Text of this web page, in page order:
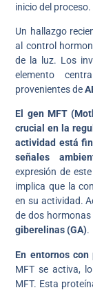
inicio del proceso.
Un hallazgo
al control
de la luz. Los
elemento
provenientes de
El gen MFT
crucial en la
actividad está
señales
expresión de
implica que la
en su actividad.
de dos hormonas
giberelinas (GA).
En entornos
MFT se activa,
MFT. Esta